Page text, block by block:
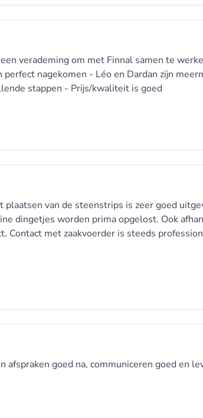
verademing om met Finnal samen te
nagekomen - Léo en Dardan zijn
stappen - Prijs/kwaliteit is goed
van de steenstrips is zeer goed
dingetjes worden prima opgelost. Ook
Contact met zaakvoerder is steeds
afspraken goed na, communiceren goed en